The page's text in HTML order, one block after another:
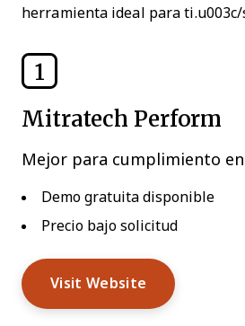
herramienta ideal para
1
Mitratech Perform
Mejor para cumplimiento
Demo gratuita disponible
Precio bajo solicitud
Visit Website